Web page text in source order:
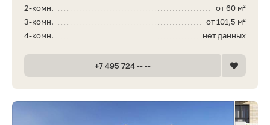
от 60 м²
2-комн.
от 101,5 м²
3-комн.
нет данных
4-комн.
+7 495 724 •• ••